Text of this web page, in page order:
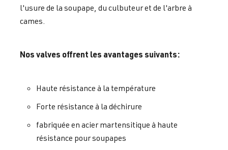
l'usure de la soupape, du culbuteur et de l'arbre à
cames.
Nos valves offrent les avantages suivants:
Haute résistance à la température
Forte résistance à la déchirure
fabriquée en acier martensitique à haute
résistance pour soupapes